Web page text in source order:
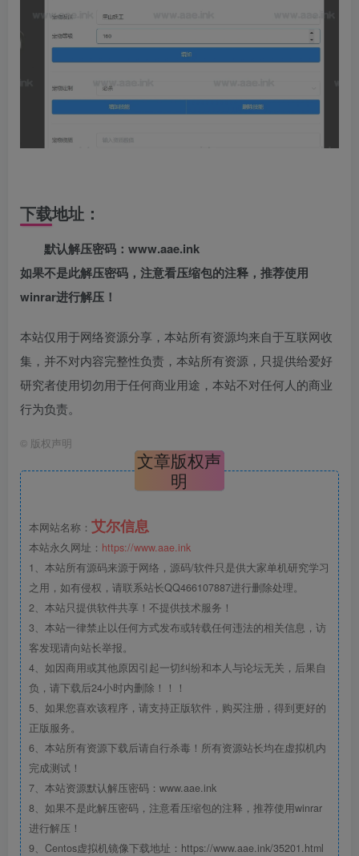
下载地址：
默认解压密码：www.aae.ink
如果不是此解压密码，注意看压缩包的注释，推荐使用
winrar进行解压！
本站仅用于网络资源分享，本站所有资源均来自于互联网收
集，并不对内容完整性负责，本站所有资源，只提供给爱好
研究者使用切勿用于任何商业用途，本站不对任何人的商业
行为负责。
© 版权声明
文章版权声
明
本网站名称： 艾尔信息
本站永久网址： https://www.aae.ink
1、本站所有源码来源于网络，源码/软件只是供大家单机研究学习
之用，如有侵权，请联系站长QQ466107887进行删除处理。
2、本站只提供软件共享！不提供技术服务！
3、本站一律禁止以任何方式发布或转载任何违法的相关信息，访
客发现请向站长举报。
4、如因商用或其他原因引起一切纠纷和本人与论坛无关，后果自
负，请下载后24小时内删除！！！
5、如果您喜欢该程序，请支持正版软件，购买注册，得到更好的
正版服务。
6、本站所有资源下载后请自行杀毒！所有资源站长均在虚拟机内
完成测试！
7、本站资源默认解压密码：www.aae.ink
8、如果不是此解压密码，注意看压缩包的注释，推荐使用winrar
进行解压！
9、Centos虚拟机镜像下载地址：https://www.aae.ink/35201.html